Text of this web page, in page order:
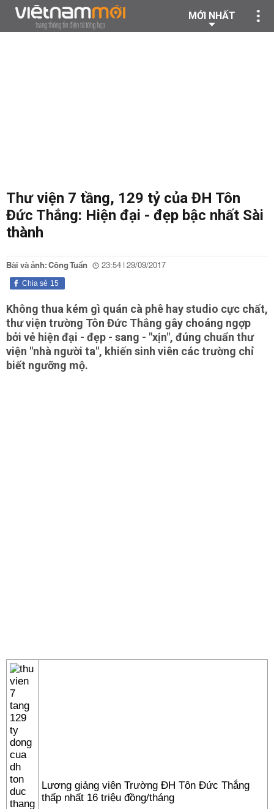
MỚI NHẤT
Thư viện 7 tầng, 129 tỷ của ĐH Tôn
Đức Thắng: Hiện đại - đẹp bậc nhất Sài
thành
Bài và ảnh: Công Tuấn 23:54 | 29/09/2017
15
Chia sẻ
Không thua kém gì quán cà phê hay studio cực chất,
thư viện trường Tôn Đức Thắng gây choáng ngợp
bởi vẻ hiện đại - đẹp - sang - "xịn", đúng chuẩn thư
viện "nhà người ta", khiến sinh viên các trường chỉ
biết ngưỡng mộ.
Lương giảng viên Trường ĐH Tôn Đức Thắng
thấp nhất 16 triệu đồng/tháng